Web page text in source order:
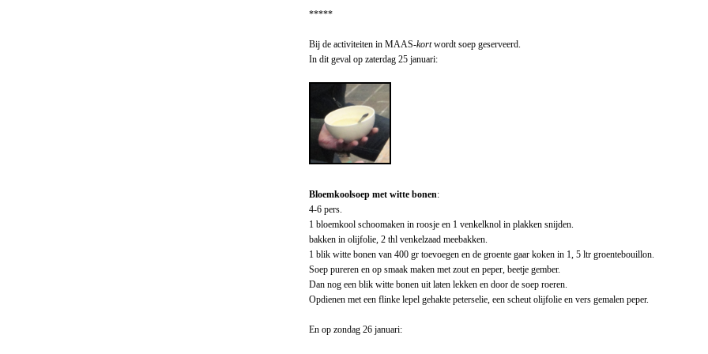
*****
Bij de activiteiten in MAAS-kortwordt soep geserveerd.
In dit geval op zaterdag 25 januari:
Bloemkoolsoep met witte bonen:
4-6 pers.
1 bloemkool schoomaken in roosje en 1 venkelknol in plakken snijden.
bakken in olijfolie, 2 thl venkelzaad meebakken.
1 blik witte bonen van 400 gr toevoegen en de groente gaar koken in 1, 5 ltr groentebouillon.
Soep pureren en op smaak maken met zout en peper, beetje gember.
Dan nog een blik witte bonen uit laten lekken en door de soep roeren.
Opdienen met een flinke lepel gehakte peterselie, een scheut olijfolie en vers gemalen peper.
En op zondag 26 januari: